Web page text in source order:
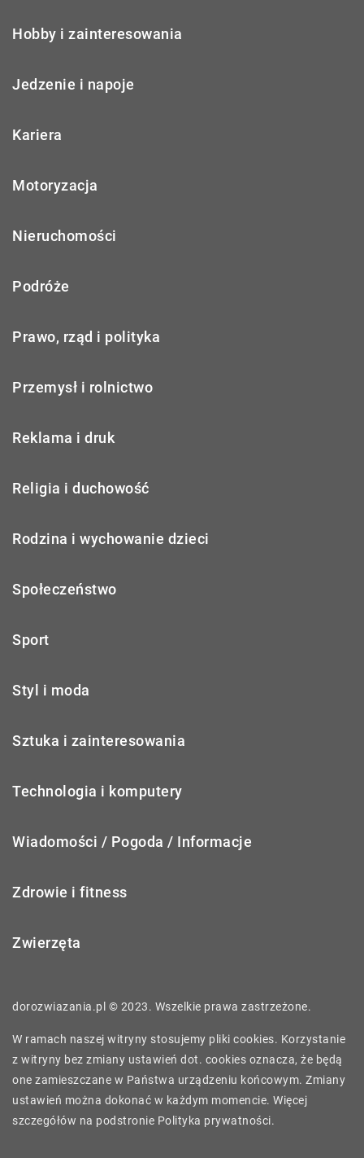
Hobby i zainteresowania
Jedzenie i napoje
Kariera
Motoryzacja
Nieruchomości
Podróże
Prawo, rząd i polityka
Przemysł i rolnictwo
Reklama i druk
Religia i duchowość
Rodzina i wychowanie dzieci
Społeczeństwo
Sport
Styl i moda
Sztuka i zainteresowania
Technologia i komputery
Wiadomości / Pogoda / Informacje
Zdrowie i fitness
Zwierzęta
dorozwiazania.pl © 2023. Wszelkie prawa zastrzeżone.
W ramach naszej witryny stosujemy pliki cookies. Korzystanie
z witryny bez zmiany ustawień dot. cookies oznacza, że będą
one zamieszczane w Państwa urządzeniu końcowym. Zmiany
ustawień można dokonać w każdym momencie. Więcej
szczegółów na podstronie Polityka prywatności.